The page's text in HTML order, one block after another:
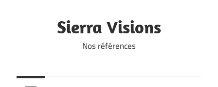
Sierra Visions
Nos références